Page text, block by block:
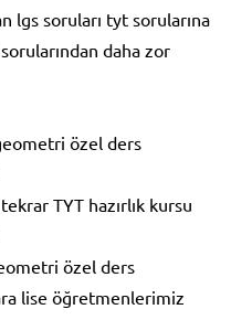
lgs soruları tyt sorularına
daha zor
özel ders
TYT hazırlık kursu
özel ders
lise öğretmenlerimiz